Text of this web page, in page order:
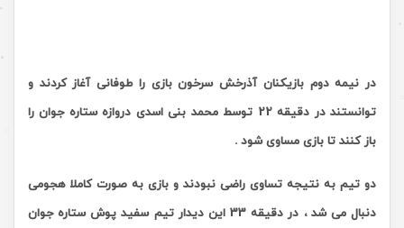
در نیمه دوم بازیکنان آذرخش سرخون بازی را طوفانی آغاز کردند و
توانستند در دقیقه 22 توسط محمد بنی‌ اسدی دروازه ستاره جوان را
باز کنند تا بازی مساوی شود .
دو تیم به نتیجه تساوی راضی نبودند و بازی به صورت کاملا هجومی
دنبال می شد ، در دقیقه 33
این دیدار تیم سفید پوش ستاره جوان